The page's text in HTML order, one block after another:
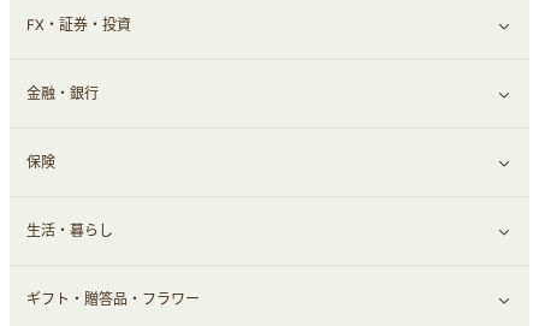
家電・パソコン・ソフトウェア
通信・レンタルサーバー
スマホ・携帯電話・SIM
定額制有料コンテンツ
すべて見る
クレジットカード
FX・証券・投資
すべて見る
証券
仮想通貨
金融・銀行
銀行・ネット銀行
キャッシング・ローン
保険
すべて見る
保険相談・面談
生活・暮らし
すべて見る
ギフト・贈答品・フラワー